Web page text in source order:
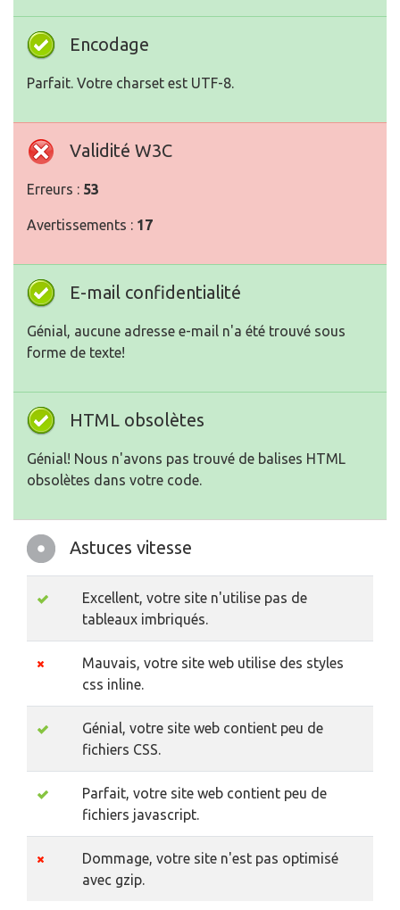
Encodage
Parfait. Votre charset est UTF-8.
Validité W3C
Erreurs : 53
Avertissements : 17
E-mail confidentialité
Génial, aucune adresse e-mail n'a été trouvé sous
forme de texte!
HTML obsolètes
Génial! Nous n'avons pas trouvé de balises HTML
obsolètes dans votre code.
Astuces vitesse
Excellent, votre site n'utilise pas de
tableaux imbriqués.
Mauvais, votre site web utilise des styles
css inline.
Génial, votre site web contient peu de
fichiers CSS.
Parfait, votre site web contient peu de
fichiers javascript.
Dommage, votre site n'est pas optimisé
avec gzip.